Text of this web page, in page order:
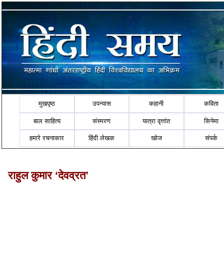
मुखपृष्ठ उपन्यास कहानी कविता
बाल साहित्य संस्मरण यात्रा वृत्तांत सिनेमा
हमारे रचनाकार हिंदी लेखक खोज संपर्क
राहुल कुमार ‘देवव्रत’